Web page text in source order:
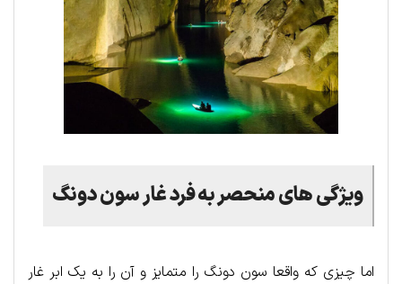
ویژگی های منحصر به فرد غار سون دونگ
اما چیزی که واقعا سون دونگ را متمایز و آن را به یک ابر غار